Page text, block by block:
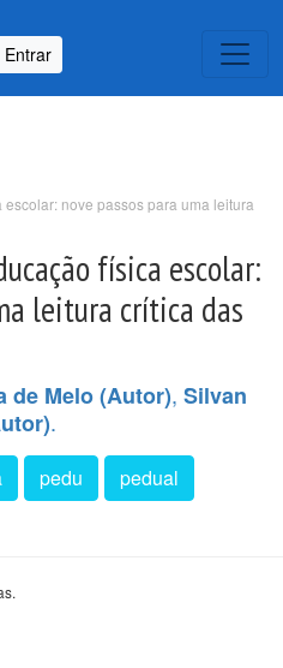
Entrar
nove passos para uma leitura
física escolar:
leitura crítica das
de Melo (Autor), Silvan
.
pedu pedual